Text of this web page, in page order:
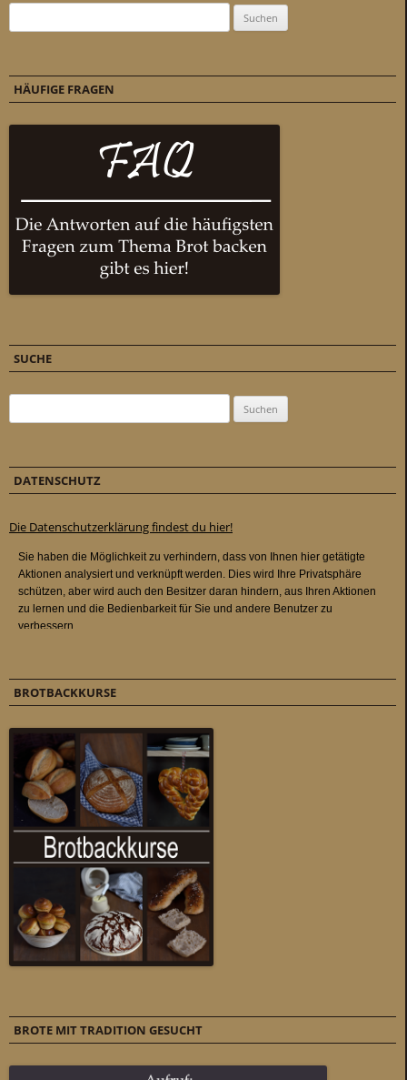
HÄUFIGE FRAGEN
SUCHE
DATENSCHUTZ
Die Datenschutzerklärung findest du hier!
BROTBACKKURSE
BROTE MIT TRADITION GESUCHT